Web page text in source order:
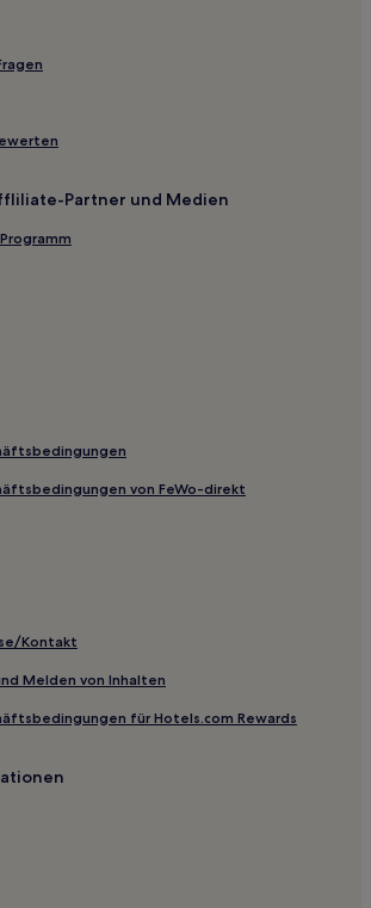
Grabpark
in Dong-gu
Frühstück in Dong-gu
Partner und Medien
von FeWo-direkt
Kontakt
Melden von Inhalten
für Hotels.com Rewards